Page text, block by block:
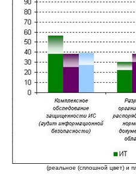
(реальное (сплошной цвет) и